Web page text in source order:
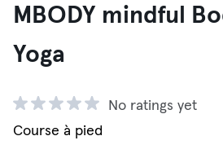
MBODY mindful
Yoga
No ratings yet
Course à pied